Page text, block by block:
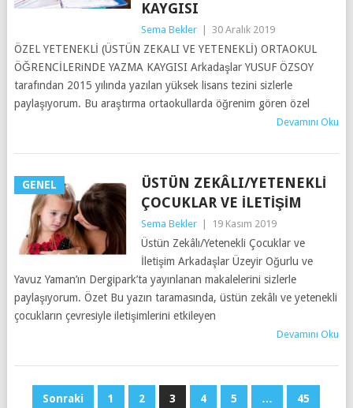
KAYGISI
Sema Bekler 30 Aralık 2019
ÖZEL YETENEKLİ (ÜSTÜN ZEKALI VE YETENEKLİ) ORTAOKUL
ÖĞRENCİLERiNDE YAZMA KAYGISI Arkadaşlar YUSUF ÖZSOY
tarafından 2015 yılında yazılan yüksek lisans tezini sizlerle
paylaşıyorum. Bu araştırma ortaokullarda öğrenim gören özel
Devamını Oku
GENEL
ÜSTÜN ZEKÂLI/YETENEKLI
ÇOCUKLAR VE İLETIŞIM
Sema Bekler 19 Kasım 2019
Üstün Zekâlı/Yetenekli Çocuklar ve
İletişim Arkadaşlar Üzeyir Oğurlu ve
Yavuz Yaman’ın Dergipark’ta yayınlanan makalelerini sizlerle
paylaşıyorum. Özet Bu yazın taramasında, üstün zekâlı ve yetenekli
çocukların çevresiyle iletişimlerini etkileyen
Devamını Oku
YAZISonraki 1 2 3 4 5 … 45